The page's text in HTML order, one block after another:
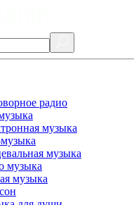
радио
музыка
музыка
музыка
музыка